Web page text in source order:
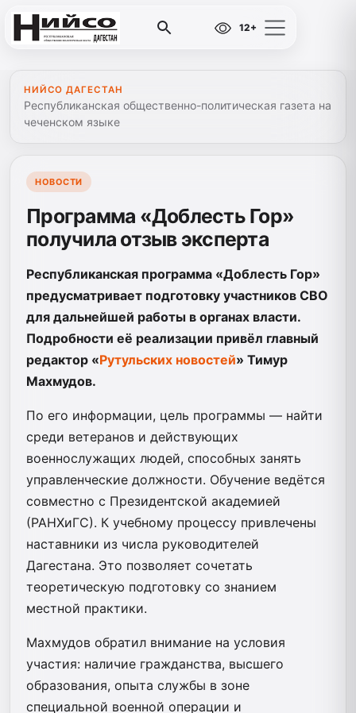
12+
НИЙСО ДАГЕСТАН
Республиканская общественно-политическая газета на
чеченском языке
НОВОСТИ
Программа «Доблесть Гор»
получила отзыв эксперта
Республиканская программа «Доблесть Гор»
предусматривает подготовку участников СВО
для дальнейшей работы в органах власти.
Подробности её реализации привёл главный
редактор «Рутульских новостей» Тимур
Махмудов.
По его информации, цель программы — найти
среди ветеранов и действующих
военнослужащих людей, способных занять
управленческие должности. Обучение ведётся
совместно с Президентской академией
(РАНХиГС). К учебному процессу привлечены
наставники из числа руководителей
Дагестана. Это позволяет сочетать
теоретическую подготовку со знанием
местной практики.
Махмудов обратил внимание на условия
участия: наличие гражданства, высшего
образования, опыта службы в зоне
специальной военной операции и